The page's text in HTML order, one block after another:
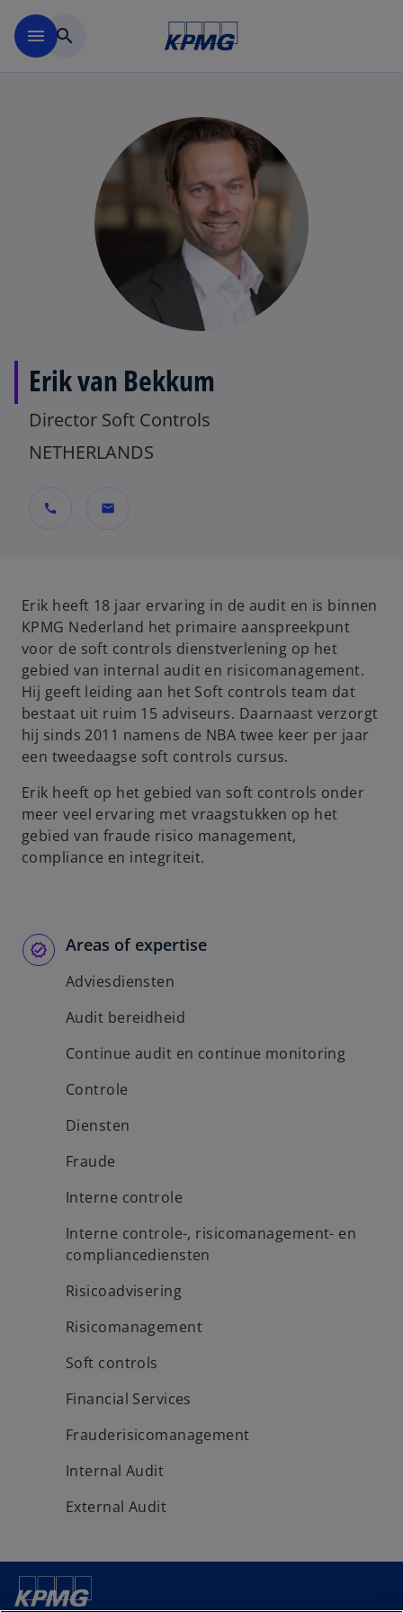
menu search
Erik van Bekkum
Director Soft Controls
NETHERLANDS
call mail
Erik heeft 18 jaar ervaring in de audit en is binnen
KPMG Nederland het primaire aanspreekpunt
voor de soft controls dienstverlening op het
gebied van internal audit en risicomanagement.
Hij geeft leiding aan het Soft controls team dat
bestaat uit ruim 15 adviseurs. Daarnaast verzorgt
hij sinds 2011 namens de NBA twee keer per jaar
een tweedaagse soft controls cursus.
Erik heeft op het gebied van soft controls onder
meer veel ervaring met vraagstukken op het
gebied van fraude risico management,
compliance en integriteit.
Areas of expertise
Adviesdiensten
Audit bereidheid
Continue audit en continue monitoring
Controle
Diensten
Fraude
Interne controle
Interne controle-, risicomanagement- en
compliancediensten
Risicoadvisering
Risicomanagement
Soft controls
Financial Services
Frauderisicomanagement
Internal Audit
External Audit